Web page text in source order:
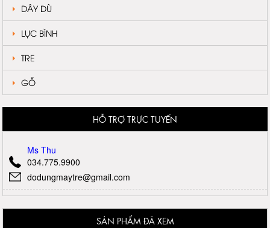
DÂY DÙ
LỤC BÌNH
TRE
GỖ
HỖ TRỢ TRỰC TUYẾN
Ms Thu
034.775.9900
dodungmaytre@gmail.com
SẢN PHẨM ĐÃ XEM